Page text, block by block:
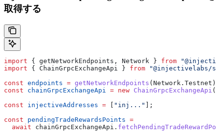
取得する
import { getNetworkEndpoints , Network } from
import { ChainGrpcExchangeApi } from "@injectivelabs/
const endpoints = getNetworkEndpoints ( Network . Testnet );
const chainGrpcExchangeApi = new ChainGrpcExchangeApi (
const injectiveAddresses = "inj..."
];
const pendingTradeRewardsPoints =
  await
chainGrpcExchangeApi .